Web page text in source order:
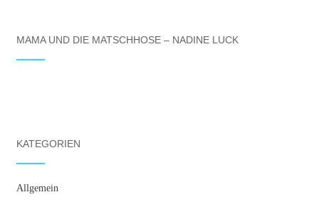
MAMA UND DIE MATSCHHOSE – NADINE LUCK
KATEGORIEN
Allgemein